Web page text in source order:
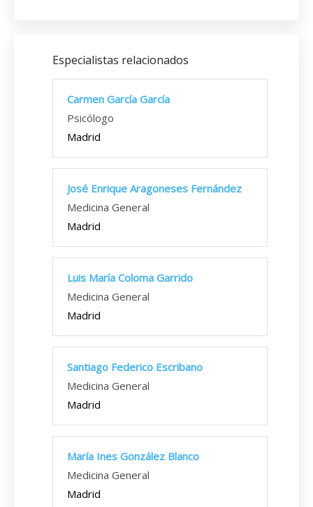
Especialistas relacionados
Carmen García García
Psicólogo
Madrid
José Enrique Aragoneses Fernández
Medicina General
Madrid
Luis María Coloma Garrido
Medicina General
Madrid
Santiago Federico Escribano
Medicina General
Madrid
María Ines González Blanco
Medicina General
Madrid